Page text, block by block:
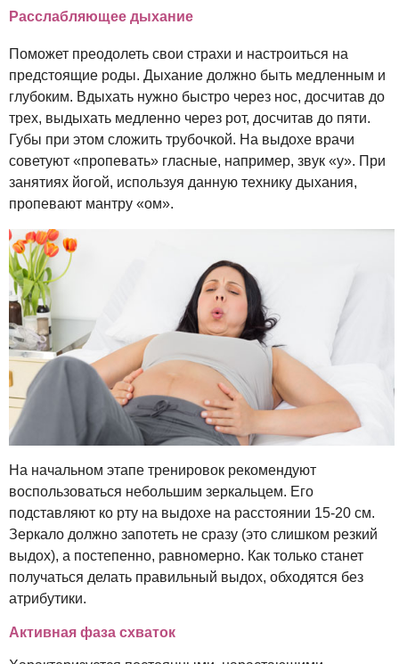
Расслабляющее дыхание
Поможет преодолеть свои страхи и настроиться на
предстоящие роды. Дыхание должно быть медленным и
глубоким. Вдыхать нужно быстро через нос, досчитав до
трех, выдыхать медленно через рот, досчитав до пяти.
Губы при этом сложить трубочкой. На выдохе врачи
советуют «пропевать» гласные, например, звук «у». При
занятиях йогой, используя данную технику дыхания,
пропевают мантру «ом».
На начальном этапе тренировок рекомендуют
воспользоваться небольшим зеркальцем. Его
подставляют ко рту на выдохе на расстоянии 15-20 см.
Зеркало должно запотеть не сразу (это слишком резкий
выдох), а постепенно, равномерно. Как только станет
получаться делать правильный выдох, обходятся без
атрибутики.
Активная фаза схваток